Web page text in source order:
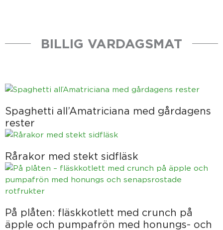
BILLIG VARDAGSMAT
Spaghetti all’Amatriciana med gårdagens
rester
Rårakor med stekt sidfläsk
På plåten: fläskkotlett med crunch på
äpple och pumpafrön med honungs- och